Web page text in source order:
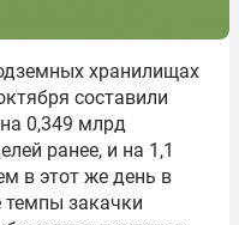
хранилищах
составили
0,349 млрд
ранее, и на 1,1
в этот же день в
темпы закачки